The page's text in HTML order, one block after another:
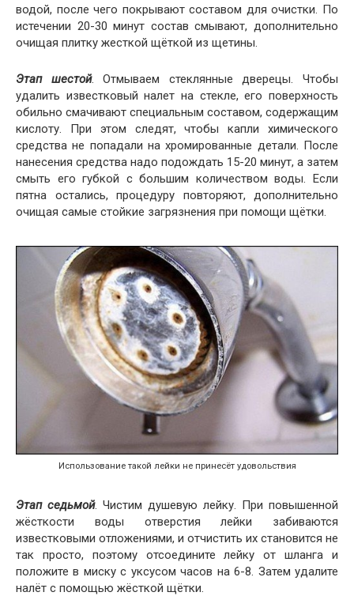
водой, после чего покрывают составом для очистки. По
истечении 20-30 минут состав смывают, дополнительно
очищая плитку жесткой щёткой из щетины.
Этап шестой. Отмываем стеклянные дверецы. Чтобы
удалить известковый налет на стекле, его поверхность
обильно смачивают специальным составом, содержащим
кислоту. При этом следят, чтобы капли химического
средства не попадали на хромированные детали. После
нанесения средства надо подождать 15-20 минут, а затем
смыть его губкой с большим количеством воды. Если
пятна остались, процедуру повторяют, дополнительно
очищая самые стойкие загрязнения при помощи щётки.
Использование такой лейки не принесёт удовольствия
Этап седьмой. Чистим душевую лейку. При повышенной
жёсткости воды отверстия лейки забиваются
известковыми отложениями, и отчистить их становится не
так просто, поэтому отсоедините лейку от шланга и
положите в миску с уксусом часов на 6-8. Затем удалите
налёт с помощью жёсткой щётки.